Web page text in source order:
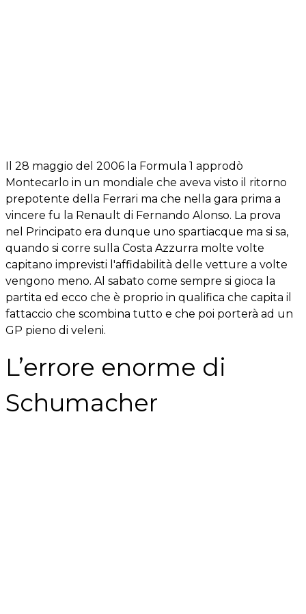
Il 28 maggio del 2006 la Formula 1 approdò
Montecarlo in un mondiale che aveva visto il ritorno
prepotente della Ferrari ma che nella gara prima a
vincere fu la Renault di Fernando Alonso. La prova
nel Principato era dunque uno spartiacque ma si sa,
quando si corre sulla Costa Azzurra molte volte
capitano imprevisti l'affidabilità delle vetture a volte
vengono meno. Al sabato come sempre si gioca la
partita ed ecco che è proprio in qualifica che capita il
fattaccio che scombina tutto e che poi porterà ad un
GP pieno di veleni.
L’errore enorme di
Schumacher